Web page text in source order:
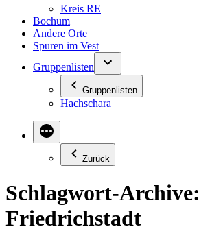
Kreis RE
Bochum
Andere Orte
Spuren im Vest
Gruppenlisten
Gruppenlisten
Hachschara
Zurück
Schlagwort-Archive:
Friedrichstadt